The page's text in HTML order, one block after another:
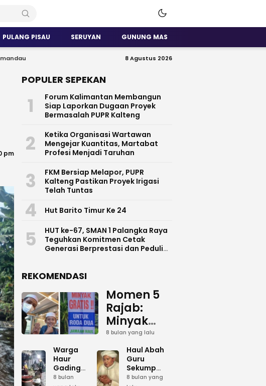
PULANG PISAU SERUYAN GUNUNG MAS
8 Agustus 2026
pm
POPULER SEPEKAN
1
Forum Kalimantan Membangun
Siap Laporkan Dugaan Proyek
Bermasalah PUPR Kalteng
2
Ketika Organisasi Wartawan
Mengejar Kuantitas, Martabat
Profesi Menjadi Taruhan
3
FKM Bersiap Melapor, PUPR
Kalteng Pastikan Proyek Irigasi
Telah Tuntas
4 Hut Barito Timur Ke 24
5
HUT ke-67, SMAN 1 Palangka Raya
Teguhkan Komitmen Cetak
Generasi Berprestasi dan Peduli
REKOMENDASI
Momen 5
Rajab:
Minyak
Gratis
dan Cinta
yang
Terus
8 bulan yang lalu
Warga
Haur
Gading
Siapkan
8 bulan
Haul Abah
Guru
Sekumpul:
Ketika
8 bulan yang